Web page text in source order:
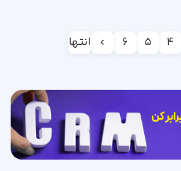
4
5
6 انتها